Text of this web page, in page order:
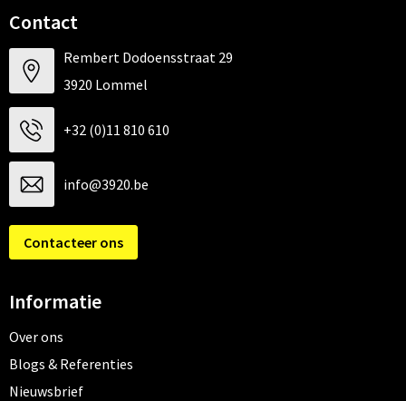
Contact
Rembert Dodoensstraat 29
3920 Lommel
+32 (0)11 810 610
info@3920.be
Contacteer ons
Informatie
Over ons
Blogs & Referenties
Nieuwsbrief